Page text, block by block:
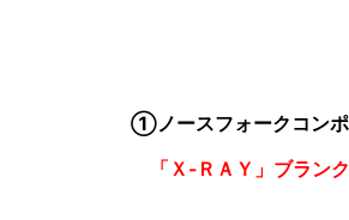
①ノースフォークコンポ
「Ｘ‐ＲＡＹ」ブランク